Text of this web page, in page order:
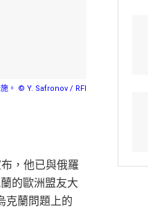
施。 © Y. Safronov / RFI
，他已與俄羅
的歐洲盟友大
克蘭問題上的